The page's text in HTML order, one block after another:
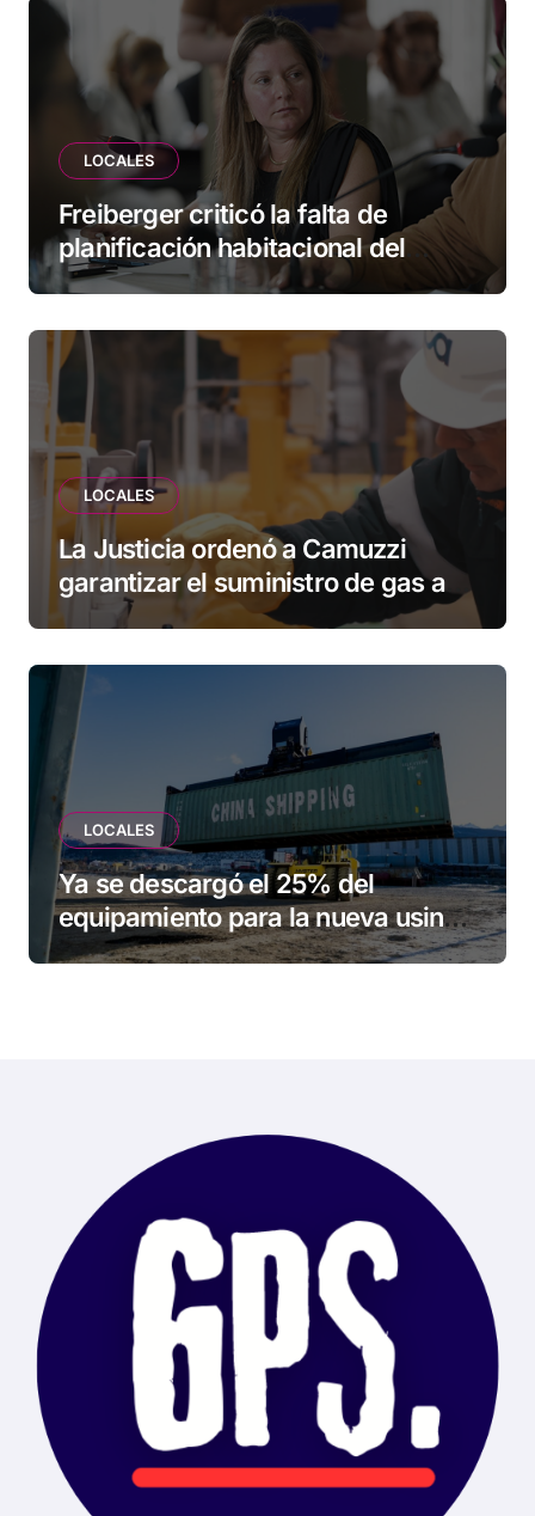
LOCALES
Freiberger criticó la falta de
planificación habitacional del
Municipio: “Vuoto deja afuera a
esperando”
LOCALES
La Justicia ordenó a Camuzzi
garantizar el suministro de gas a
una familia de Tolhuin
LOCALES
Ya se descargó el 25% del
equipamiento para la nueva usina
de Ushuaia